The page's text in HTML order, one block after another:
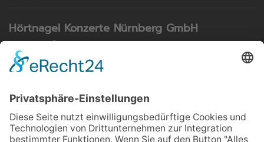
Hörtnagel Konzerte Nürnberg GmbH
Rosastraße 9
79098 Freiburg
Telefon: 0911 55 80 03
Telefax: 0911 55 04 22
E-Mail:info@konzerte-hoertnagel.de